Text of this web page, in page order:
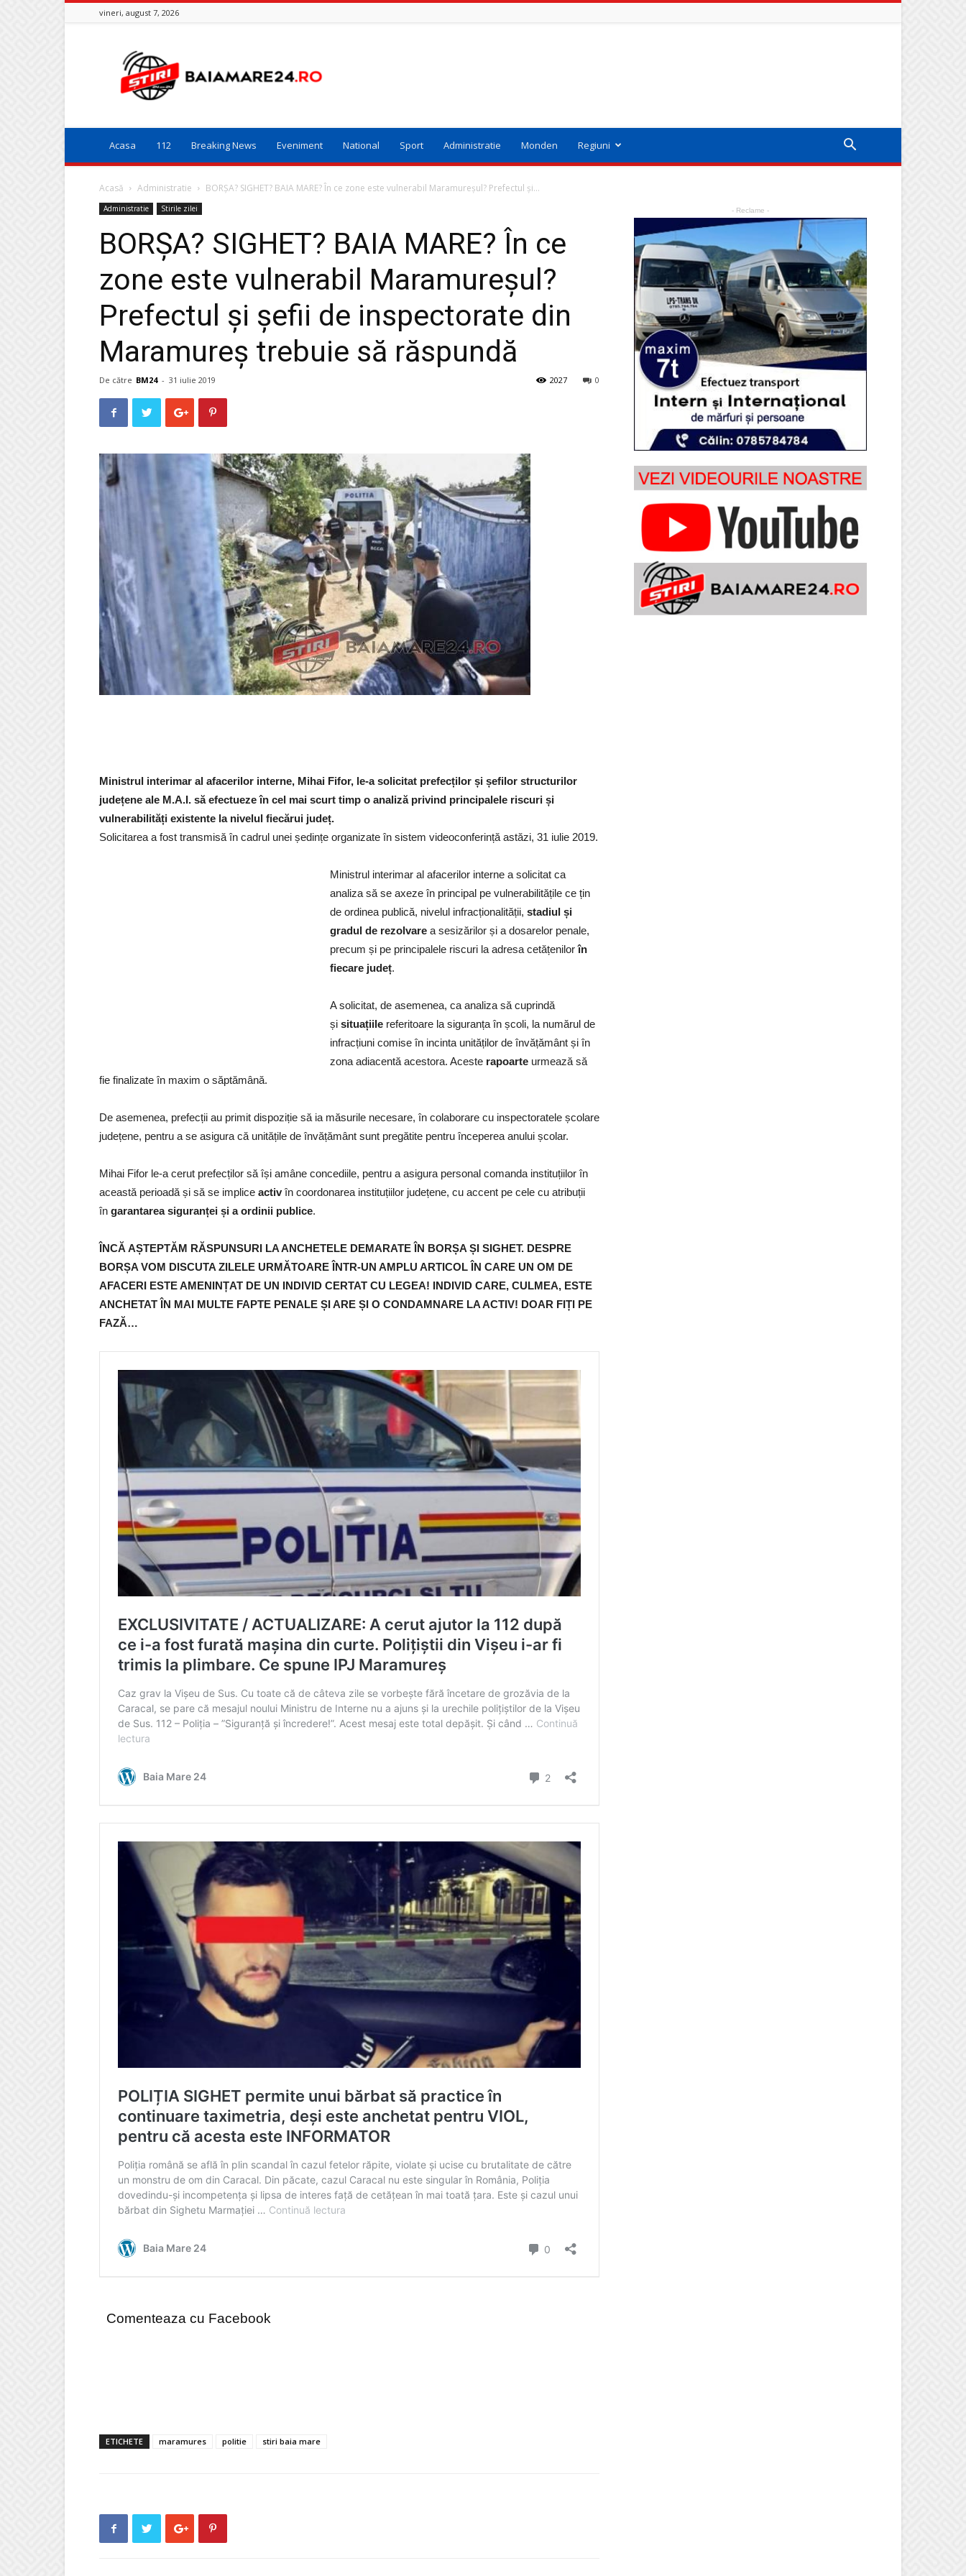
vineri, august 7, 2026
Baia
Mare
24
Acasa 112 Breaking News Eveniment National Sport Administratie Monden Regiuni
Acasă Administratie BORȘA? SIGHET? BAIA MARE? În ce zone este vulnerabil Maramureșul? Prefectul și...
Administratie Stirile zilei
BORȘA? SIGHET? BAIA MARE? În ce
zone este vulnerabil Maramureșul?
Prefectul și șefii de inspectorate din
Maramureș trebuie să răspundă
De către BM24 - 31 iulie 2019 0
2027
Ministrul interimar al afacerilor interne, Mihai Fifor, le-a solicitat prefecților și șefilor structurilor
județene ale M.A.I. să efectueze în cel mai scurt timp o analiză privind principalele riscuri și
vulnerabilități existente la nivelul fiecărui județ.
Solicitarea a fost transmisă în cadrul unei ședințe organizate în sistem videoconferință astăzi, 31 iulie 2019.
Ministrul interimar al afacerilor interne a solicitat ca
analiza să se axeze în principal pe vulnerabilitățile ce țin
de ordinea publică, nivelul infracționalității, stadiul și
gradul de rezolvare a sesizărilor și a dosarelor penale,
precum și pe principalele riscuri la adresa cetățenilorîn
fiecare județ.
A solicitat, de asemenea, ca analiza să cuprindă
și situațiile referitoare la siguranța în școli, la numărul de
infracțiuni comise în incinta unităților de învățământ și în
zona adiacentă acestora. Aceste rapoarte urmează să
fie finalizate în maxim o săptămână.
De asemenea, prefecții au primit dispoziție să ia măsurile necesare, în colaborare cu inspectoratele școlare
județene, pentru a se asigura că unitățile de învățământ sunt pregătite pentru începerea anului școlar.
Mihai Fifor le-a cerut prefecților să își amâne concediile, pentru a asigura personal comanda instituțiilor în
această perioadă și să se implice activîn coordonarea instituțiilor județene, cu accent pe cele cu atribuții
în garantarea siguranței și a ordinii publice.
ÎNCĂ AȘTEPTĂM RĂSPUNSURI LA ANCHETELE DEMARATE ÎN BORȘA ȘI SIGHET. DESPRE
BORȘA VOM DISCUTA ZILELE URMĂTOARE ÎNTR-UN AMPLU ARTICOL ÎN CARE UN OM DE
AFACERI ESTE AMENINȚAT DE UN INDIVID CERTAT CU LEGEA! INDIVID CARE, CULMEA, ESTE
ANCHETAT ÎN MAI MULTE FAPTE PENALE ȘI ARE ȘI O CONDAMNARE LA ACTIV! DOAR FIȚI PE
FAZĂ…
Comenteaza cu Facebook
ETICHETE maramures politie stiri baia mare
- Reclame -